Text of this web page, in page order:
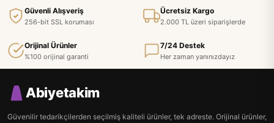
Güvenli Alışveriş
256-bit SSL koruması
Ücretsiz Kargo
2.000 TL üzeri siparişlerde
Orijinal Ürünler
%100 orijinal garanti
7/24 Destek
Her zaman yanınızdayız
Abiyetakim
Güvenilir tedarikçilerden seçilmiş kaliteli ürünler, tek adreste. Orijinal ürünler,